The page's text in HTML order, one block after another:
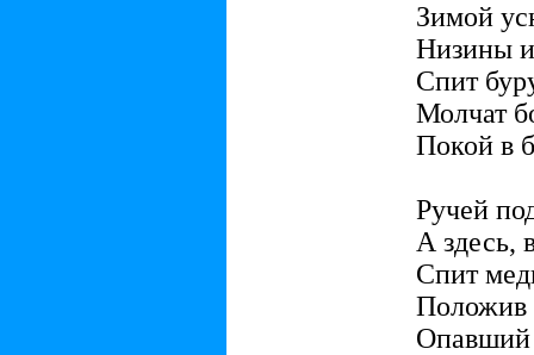
Зимой
Низины
Спит
Молчат
Покой в
Ручей
А здесь,
Спит
Положив
Опавший